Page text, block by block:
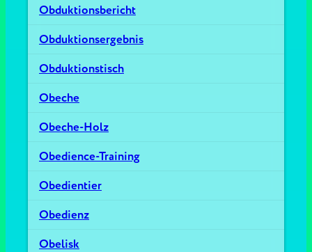
Obduktionsbericht
Obduktionsergebnis
Obduktionstisch
Obeche
Obeche-Holz
Obedience-Training
Obedientier
Obedienz
Obelisk